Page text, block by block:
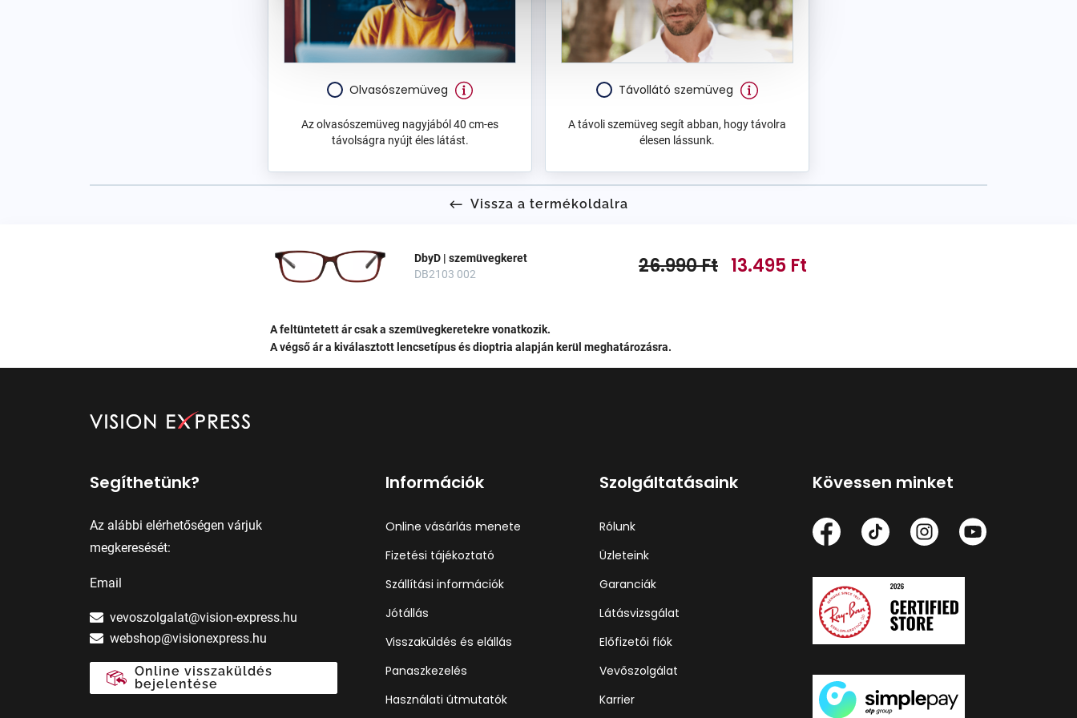
Olvasószemüveg
Az olvasószemüveg nagyjából 40 cm-es
távolságra nyújt éles látást.
Távollátó szemüveg
A távoli szemüveg segít abban, hogy távolra
élesen lássunk.
Vissza a termékoldalra
DbyD | szemüvegkeret
DB2103 002
13.495 Ft
26.990 Ft
A feltüntetett ár csak a szemüvegkeretekre vonatkozik.
A végső ár a kiválasztott lencsetípus és dioptria alapján kerül meghatározásra.
Segíthetünk?
Az alábbi elérhetőségen várjuk
megkeresését:
Email
vevoszolgalat@vision-express.hu
webshop@visionexpress.hu
Online visszaküldés
bejelentése
Információk
Online vásárlás menete
Fizetési tájékoztató
Szállítási információk
Jótállás
Visszaküldés és elállás
Panaszkezelés
Használati útmutatók
Szolgáltatásaink
Rólunk
Üzleteink
Garanciák
Látásvizsgálat
Előfizetői fiók
Vevőszolgálat
Karrier
Kövessen minket